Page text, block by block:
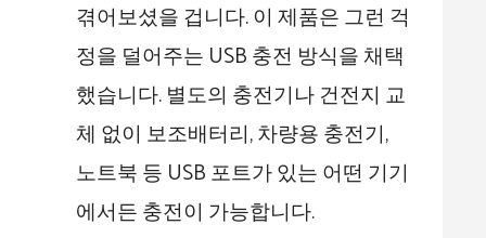
겪어보셨을 겁니다. 이 제품은 그런 걱
정을 덜어주는 USB 충전 방식을 채택
했습니다. 별도의 충전기나 건전지 교
체 없이 보조배터리, 차량용 충전기,
노트북 등 USB 포트가 있는 어떤 기기
에서든 충전이 가능합니다.